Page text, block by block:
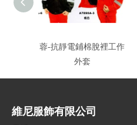
蓉-抗靜電鋪棉脫裡工作
外套
維尼服飾有限公司